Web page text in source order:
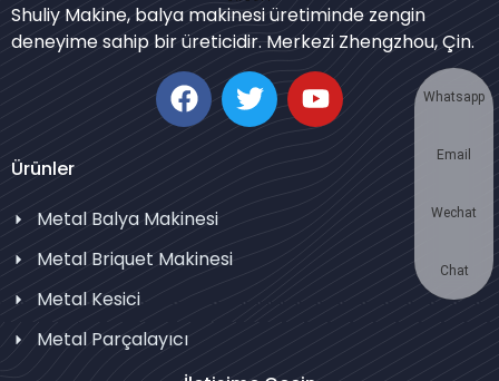
Shuliy Makine, balya makinesi üretiminde zengin
deneyime sahip bir üreticidir. Merkezi Zhengzhou, Çin.
Ürünler
Metal Balya Makinesi
Metal Briquet Makinesi
Metal Kesici
Metal Parçalayıcı
Portuguese
Swahili
German
Korean
Japanese
Whatsapp
Email
Wechat
Chat